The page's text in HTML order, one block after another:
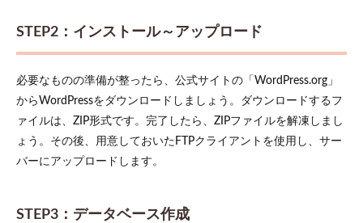
STEP2：インストール～アップロード
必要なものの準備が整ったら、公式サイトの「WordPress.org」
からWordPressをダウンロードしましょう。ダウンロードするフ
ァイルは、ZIP形式です。完了したら、ZIPファイルを解凍しまし
ょう。その後、用意しておいたFTPクライアントを使用し、サー
バーにアップロードします。
STEP3：データベース作成